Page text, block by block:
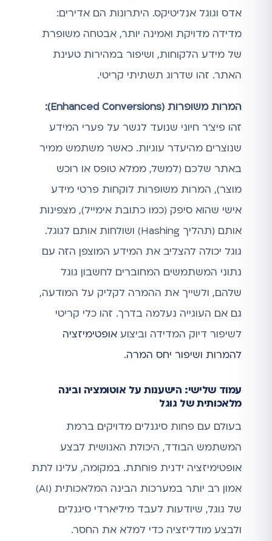
אדס וגוגל אנליטיקס. היתרונות הם אדירים:
מדידה מדויקת ואמינה יותר, אבטחה משופרת
של מידע הלקוחות, ושיפור במהירות טעינת
האתר. זהו שדרוג תשתיתי קריטי.
המרות משופרות (Enhanced Conversions):
זהו פיצ'ר חיוני שנועד לגשר על פערי המידע
שנוצרים מהיעדר עוגיות. כאשר משתמש ממיר
באתר שלכם (למשל, ממלא טופס או רוכש
מוצר), המרות משופרות לוקחות פרטי מידע
אישי שהוא סיפק (כמו כתובת אימייל), מצפינות
אותם (תהליך Hashing) ושולחות אותם לגוגל.
גוגל יכולה להצליב את המידע המוצפן הזה עם
נתוני המשתמשים המחוברים לחשבון גוגל
שלהם, ולשייך את ההמרה לקליק על המודעה,
גם אם העוגייה נעלמה בדרך. זהו כלי קריטי
לשיפור דיוק המדידה וביצוע אופטימיזציה
להמרות ושיפור יחס המרה.
עמוד שלישי: הישענות על אוטומציה ובינה
מלאכותית של גוגל
בעולם עם פחות סיגנלים מדויקים ברמת
המשתמש הבודד, היכולת האנושית לבצע
אופטימיזציה ידנית פוחתת. במקומה, עלינו לתת
אמון רב יותר במערכות הבינה המלאכותית (AI)
של גוגל, שיודעות לעבד מיליארדי סיגנלים
ולבצע מודליזציה כדי למלא את החסר.